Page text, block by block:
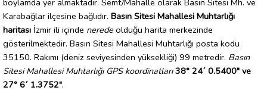
Karabağlar ilçesine bağlıdır. Basın Sitesi Mahallesi Muhtarlığı
haritası İzmir ili içinde nerede olduğu harita merkezinde
gösterilmektedir. Basın Sitesi Mahallesi Muhtarlığı posta kodu
35150. Rakımı (deniz seviyesinden yüksekliği) 99 metredir. Basın
Sitesi Mahallesi Muhtarlığı GPS koordinatları 38° 24´ 0.5400" ve
27° 6´ 1.3752".